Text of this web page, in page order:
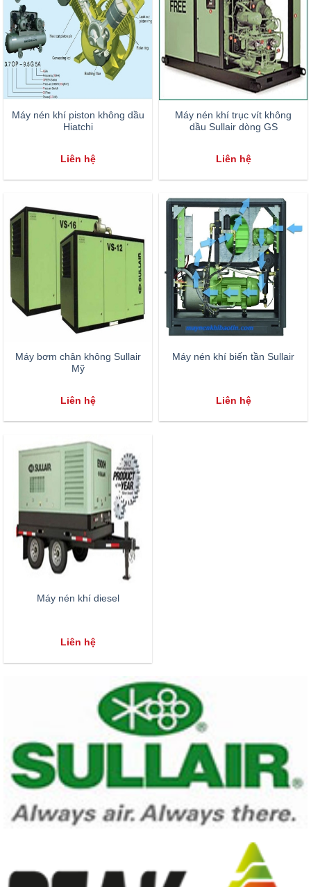
Máy nén khí piston không dầu
Hiatchi
Liên hệ
Máy nén khí trục vít không
dầu Sullair dòng GS
Liên hệ
Máy bơm chân không Sullair
Mỹ
Liên hệ
Máy nén khí biến tần Sullair
Liên hệ
Máy nén khí diesel
Liên hệ